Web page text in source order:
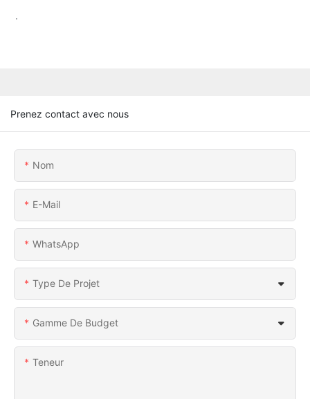
.
Prenez contact avec nous
Nom
E-Mail
WhatsApp
Type De Projet
Gamme De Budget
Teneur